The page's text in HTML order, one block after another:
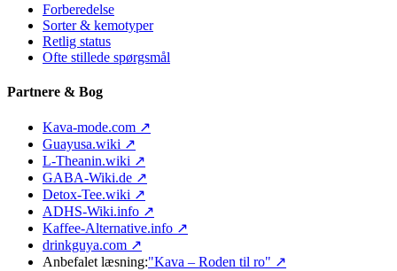
Forberedelse
Sorter & kemotyper
Retlig status
Ofte stillede spørgsmål
Partnere & Bog
Kava-mode.com ↗
Guayusa.wiki ↗
L-Theanin.wiki ↗
GABA-Wiki.de ↗
Detox-Tee.wiki ↗
ADHS-Wiki.info ↗
Kaffee-Alternative.info ↗
drinkguya.com ↗
Anbefalet læsning:"Kava – Roden til ro" ↗